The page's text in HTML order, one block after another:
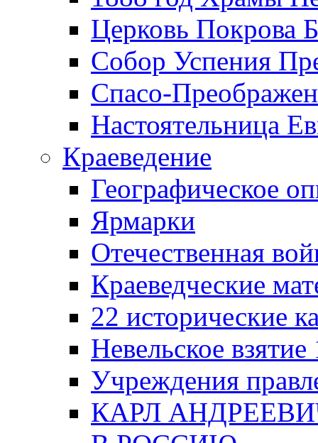
Церковь Покрова
Собор Успения
Спасо-
Настоятельница
Краеведение
Географическое
Ярмарки
Отечественная
Краеведческие
22 исторические
Невельское
Учреждения
КАРЛ